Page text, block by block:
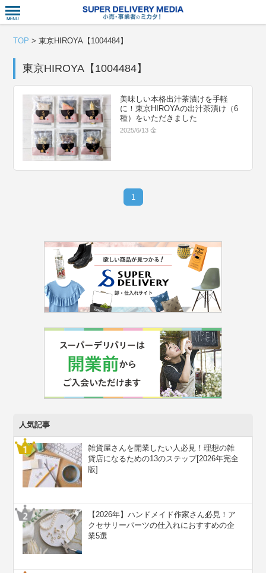
TOP >東京HIROYA【1004484】
東京HIROYA【1004484】
美味しい本格出汁茶漬けを手軽
に！東京HIROYAの出汁茶漬け（6
種）をいただきました
2025/6/13 金
1
人気記事
雑貨屋さんを開業したい人必見！理想の雑
貨店になるための13のステップ[2026年完全
版]
【2026年】ハンドメイド作家さん必見！ア
クセサリーパーツの仕入れにおすすめの企
業5選